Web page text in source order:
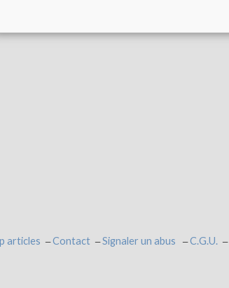
articles Contact Signaler un abus C.G.U.